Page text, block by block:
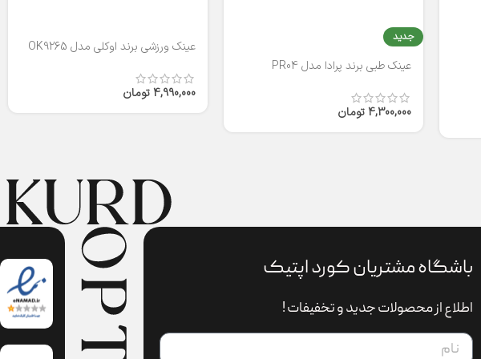
جدید
عینک طبی برند پرادا مدل PR04
4,300,000 تومان
عینک ورزشی برند اوکلی مدل OK9265
4,990,000 تومان
باشگاه مشتریان کورد اپتیک
اطلاع از محصولات جدید و تخفیفات !